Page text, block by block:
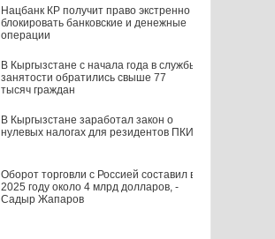
Нацбанк КР получит право экстренно
блокировать банковские и денежные
операции
В Кыргызстане с начала года в службы
занятости обратились свыше 77
тысяч граждан
В Кыргызстане заработал закон о
нулевых налогах для резидентов ПКИ
Оборот торговли с Россией составил в
2025 году около 4 млрд долларов, -
Садыр Жапаров